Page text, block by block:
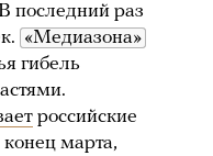
последний раз
«Медиазона»
гибель
российские
марта,